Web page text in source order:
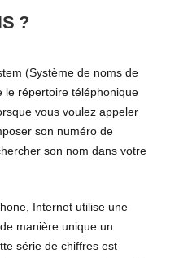
?
(Système de noms de
le répertoire téléphonique
vous voulez appeler
son numéro de
son nom dans votre
Internet utilise une
manière unique un
série de chiffres est